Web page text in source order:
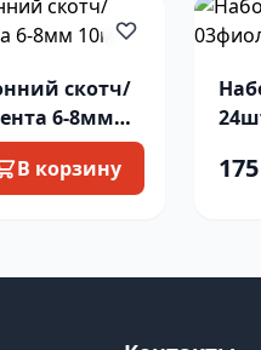
скотч/
6-8мм
В корзину